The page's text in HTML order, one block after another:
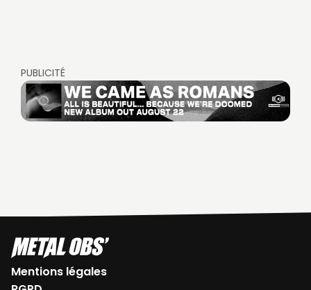
PUBLICITÉ
Mentions légales